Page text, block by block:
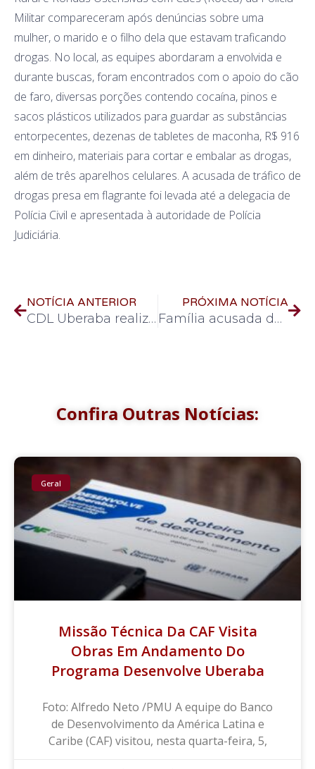
Militar compareceram após denúncias sobre uma
mulher, o marido e o filho dela que estavam traficando
drogas. No local, as equipes abordaram a envolvida e
durante buscas, foram encontrados com o apoio do cão
de faro, diversas porções contendo cocaína, pinos e
sacos plásticos utilizados para guardar as substâncias
entorpecentes, dezenas de tabletes de maconha, R$ 916
em dinheiro, materiais para cortar e embalar as drogas,
além de três aparelhos celulares. A acusada de tráfico de
drogas presa em flagrante foi levada até a delegacia de
Polícia Civil e apresentada à autoridade de Polícia
Judiciária.
NOTÍCIA ANTERIOR
CDL Uberaba realizará Grito de Carnaval a uma semana do Reinado de Momo
PRÓXIMA NOTÍCIA
Família acusada de furto e comércio clandestino de combustíveis é presa
Confira Outras Notícias:
Geral
Missão Técnica Da CAF Visita
Obras Em Andamento Do
Programa Desenvolve Uberaba
Foto: Alfredo Neto /PMU A equipe do Banco
de Desenvolvimento da América Latina e
Caribe (CAF) visitou, nesta quarta-feira, 5,